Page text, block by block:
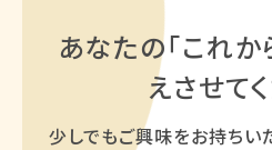
あなたの「これか
えさせて
少しでもご興味をお持ちい